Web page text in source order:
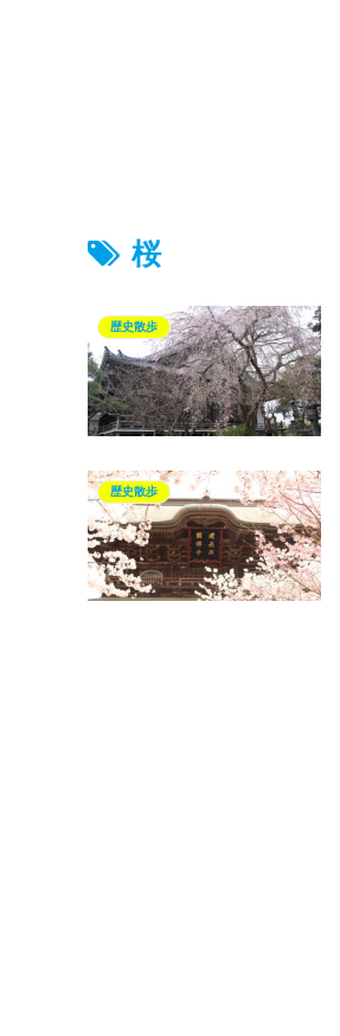
桜
歴史散歩
歴史散歩